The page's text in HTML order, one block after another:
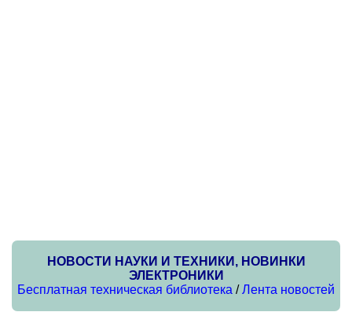
НОВОСТИ НАУКИ И ТЕХНИКИ, НОВИНКИ
ЭЛЕКТРОНИКИ
Бесплатная техническая библиотека /Лента новостей